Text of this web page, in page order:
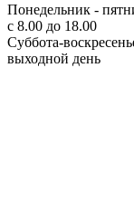
Понедельник -
с 8.00 до 18.00
Суббота-
выходной день